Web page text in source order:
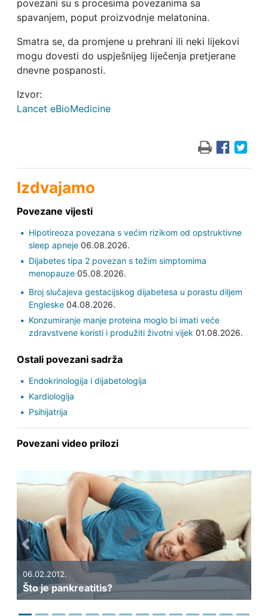
povezani su s procesima povezanima sa
spavanjem, poput proizvodnje melatonina.
Smatra se, da promjene u prehrani ili neki lijekovi
mogu dovesti do uspješnijeg liječenja pretjerane
dnevne pospanosti.
Izvor:
Lancet eBioMedicine
Izdvajamo
Povezane vijesti
Hipotireoza povezana s većim rizikom od opstruktivne
sleep apneje06.08.2026.
Dijabetes tipa 2 povezan s težim simptomima
menopauze05.08.2026.
Broj slučajeva gestacijskog dijabetesa u porastu diljem
Engleske04.08.2026.
Konzumiranje manje proteina moglo bi imati veće
zdravstvene koristi i produžiti životni vijek 01.08.2026.
Ostali povezani sadrža
Endokrinologija i dijabetologija
Kardiologija
Psihijatrija
Povezani video prilozi
06.02.2012.
Što je pankreatitis?
Previous Next